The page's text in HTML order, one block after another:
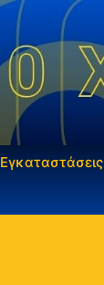
Εγκαταστάσεις